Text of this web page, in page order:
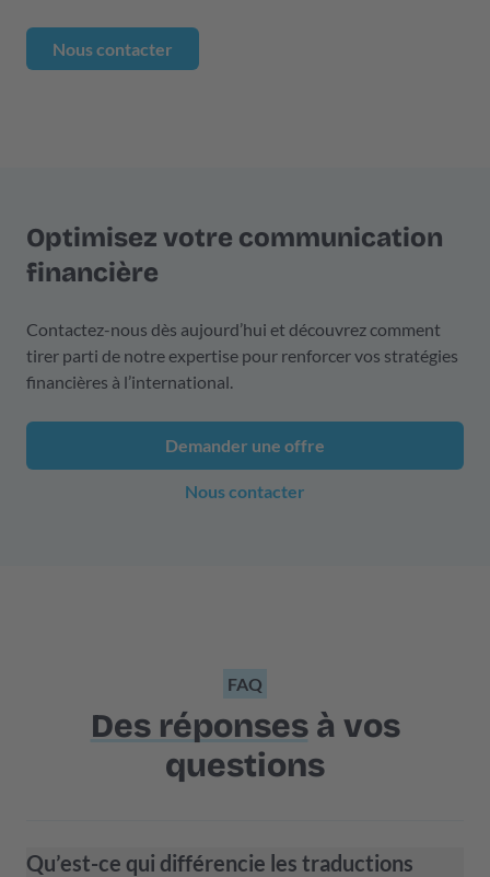
Nous contacter
Optimisez votre communication
financière
Contactez-nous dès aujourd’hui et découvrez comment
tirer parti de notre expertise pour renforcer vos stratégies
financières à l’international.
Demander une offre
Nous contacter
FAQ
Des réponsesà vos
questions
Qu’est-ce qui différencie les traductions